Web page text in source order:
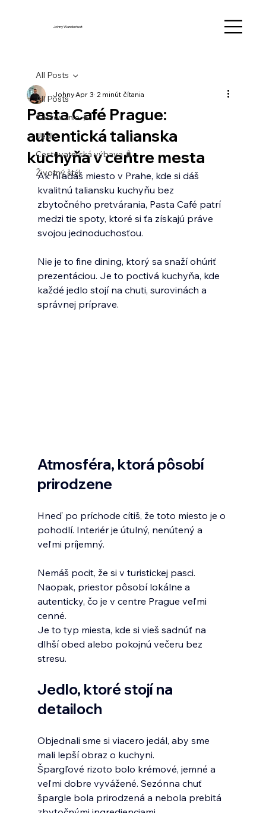
Johny Wanderlust
All Posts
Cestovanie ✈️
Jedlo
Cestovateľská výbava 🧳
Životný štýl
All Posts
Pasta Café Prague:
autentická talianska
kuchyňa v centre mesta
JohnyApr 32 minút čítania
Ak hľadáš miesto v Prahe, kde si dáš
kvalitnú taliansku kuchyňu bez
zbytočného pretvárania, Pasta Café patrí
medzi tie spoty, ktoré si ťa získajú práve
svojou jednoduchosťou.
Nie je to fine dining, ktorý sa snaží ohúriť
prezentáciou. Je to poctivá kuchyňa, kde
každé jedlo stojí na chuti, surovinách a
správnej príprave.
Atmosféra, ktorá pôsobí
prirodzene
Hneď po príchode cítiš, že toto miesto je o
pohodlí. Interiér je útulný, nenútený a
veľmi príjemný.
Nemáš pocit, že si v turistickej pasci.
Naopak, priestor pôsobí lokálne a
autenticky, čo je v centre Prague veľmi
cenné.
Je to typ miesta, kde si vieš sadnúť na
dlhší obed alebo pokojnú večeru bez
stresu.
Jedlo, ktoré stojí na
detailoch
Objednali sme si viacero jedál, aby sme
mali lepší obraz o kuchyni.
Špargľové rizoto bolo krémové, jemné a
veľmi dobre vyvážené. Sezónna chuť
špargle bola prirodzená a nebola prebitá